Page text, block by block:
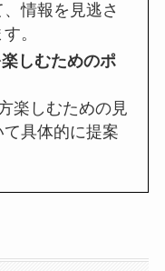
情報を見逃さ
。
しむためのポ
楽しむための見
具体的に提案